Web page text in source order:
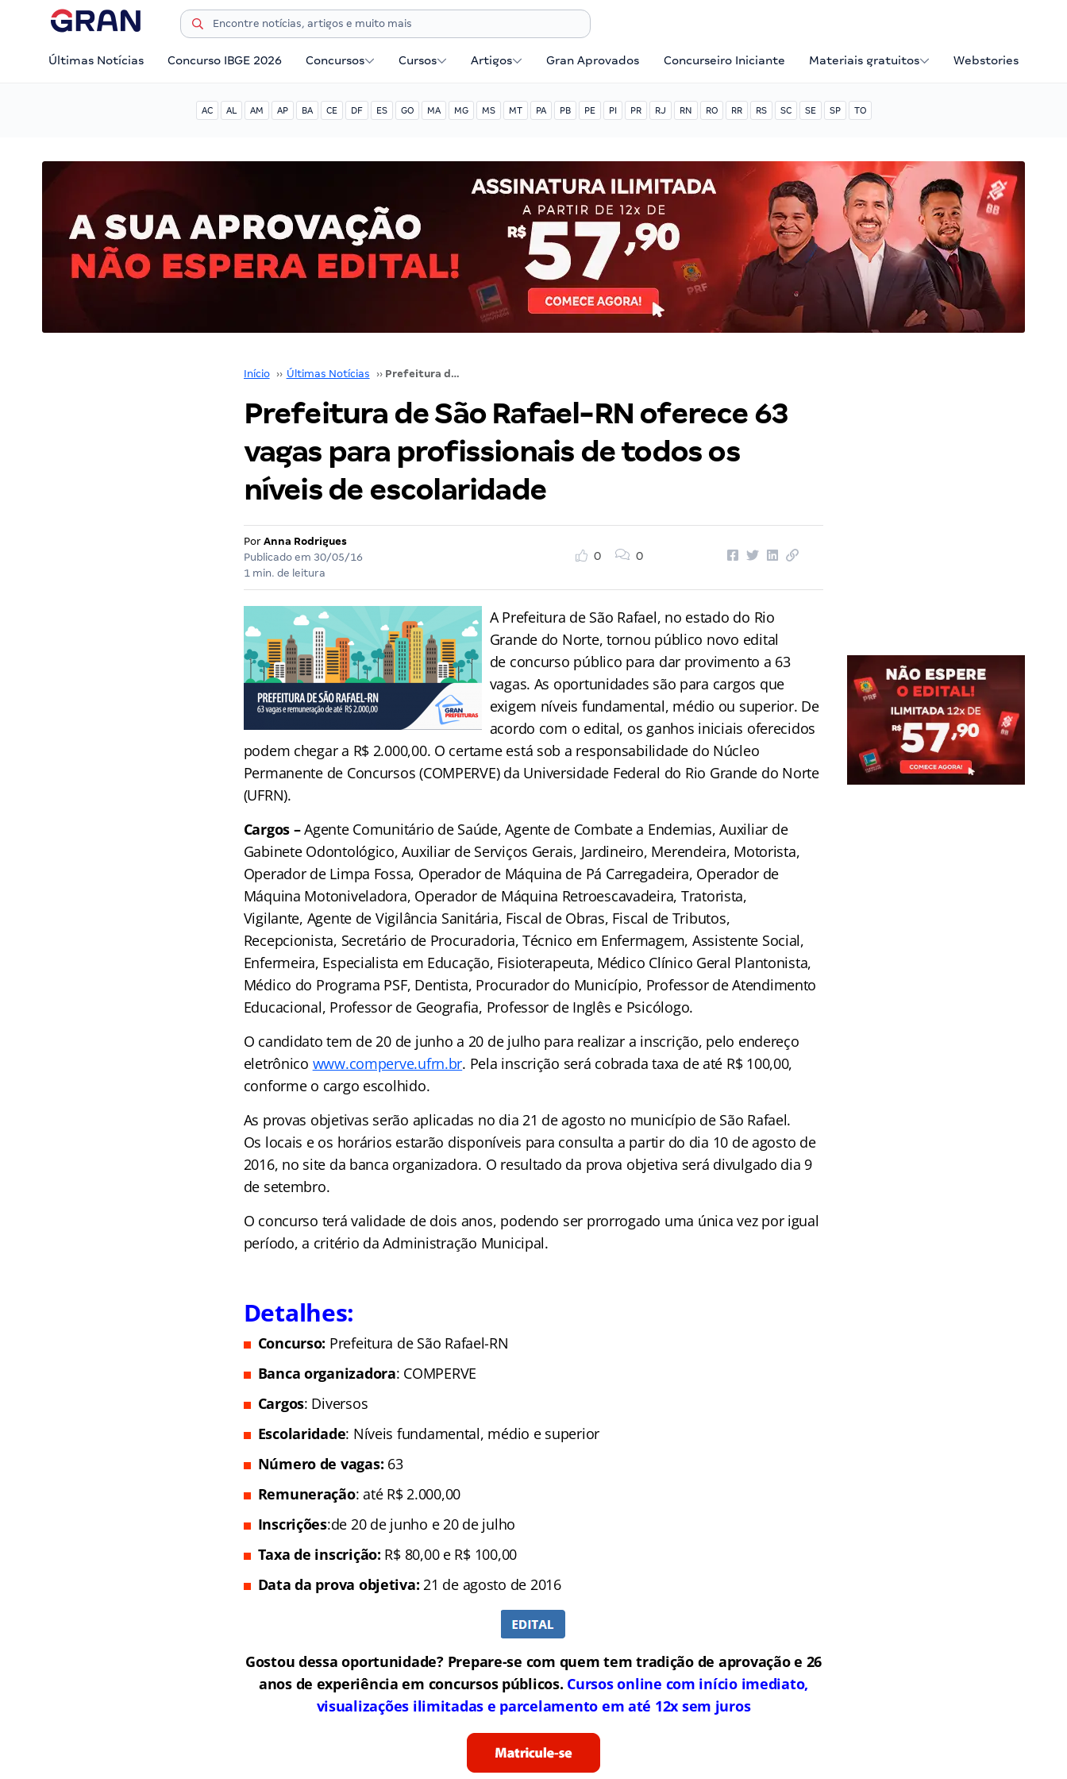
Últimas Notícias Concurso IBGE 2026 Concursos Cursos Artigos Gran Aprovados Concurseiro Iniciante Materiais gratuitos Webstories
AC AL AM AP BA CE DF ES GO MA MG MS MT PA PB PE PI PR RJ RN RO RR RS SC SE SP TO
Início ›› Últimas Notícias ›› Prefeitura de São Rafael-RN oferece 63 vagas para profissionais de todos os níveis de escolaridade
Prefeitura de São Rafael-RN oferece 63
vagas para profissionais de todos os
níveis de escolaridade
Por Anna Rodrigues
Publicado em 30/05/16
1 min. de leitura
0 0
A Prefeitura de São Rafael, no estado do Rio
Grande do Norte, tornou público novo edital
de concurso público para dar provimento a 63
vagas. As oportunidades são para cargos que
exigem níveis fundamental, médio ou superior. De
acordo com o edital, os ganhos iniciais oferecidos
podem chegar a R$ 2.000,00. O certame está sob a responsabilidade do Núcleo
Permanente de Concursos (COMPERVE) da Universidade Federal do Rio Grande do Norte
(UFRN).
Cargos –Agente Comunitário de Saúde, Agente de Combate a Endemias, Auxiliar de
Gabinete Odontológico, Auxiliar de Serviços Gerais, Jardineiro, Merendeira, Motorista,
Operador de Limpa Fossa, Operador de Máquina de Pá Carregadeira, Operador de
Máquina Motoniveladora, Operador de Máquina Retroescavadeira, Tratorista,
Vigilante, Agente de Vigilância Sanitária, Fiscal de Obras, Fiscal de Tributos,
Recepcionista, Secretário de Procuradoria, Técnico em Enfermagem, Assistente Social,
Enfermeira, Especialista em Educação, Fisioterapeuta, Médico Clínico Geral Plantonista,
Médico do Programa PSF, Dentista, Procurador do Município, Professor de Atendimento
Educacional, Professor de Geografia, Professor de Inglês e Psicólogo.
O candidato tem de 20 de junho a 20 de julho para realizar a inscrição, pelo endereço
eletrônico www.comperve.ufrn.br. Pela inscrição será cobrada taxa de até R$ 100,00,
conforme o cargo escolhido.
As provas objetivas serão aplicadas no dia 21 de agosto no município de São Rafael.
Os locais e os horários estarão disponíveis para consulta a partir do dia 10 de agosto de
2016, no site da banca organizadora. O resultado da prova objetiva será divulgado dia 9
de setembro.
O concurso terá validade de dois anos, podendo ser prorrogado uma única vez por igual
período, a critério da Administração Municipal.
Detalhes:
Concurso: Prefeitura de São Rafael-RN
Banca organizadora: COMPERVE
Cargos: Diversos
Escolaridade: Níveis fundamental, médio e superior
Número de vagas: 63
Remuneração: até R$ 2.000,00
Inscrições:de 20 de junho e 20 de julho
Taxa de inscrição: R$ 80,00 e R$ 100,00
Data da prova objetiva:21 de agosto de 2016
Gostou dessa oportunidade? Prepare-se com quem tem tradição de aprovação e 26
anos de experiência em concursos públicos. Cursos online com início imediato,
visualizações ilimitadas e parcelamento em até 12x sem juros